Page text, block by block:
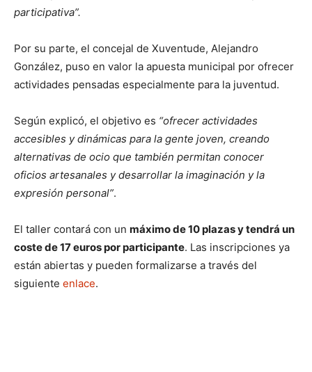
participativa”.
Por su parte, el concejal de Xuventude, Alejandro
González, puso en valor la apuesta municipal por ofrecer
actividades pensadas especialmente para la juventud.
Según explicó, el objetivo es “ofrecer actividades
accesibles y dinámicas para la gente joven, creando
alternativas de ocio que también permitan conocer
oficios artesanales y desarrollar la imaginación y la
expresión personal”.
El taller contará con un máximo de 10 plazas y tendrá un
coste de 17 euros por participante. Las inscripciones ya
están abiertas y pueden formalizarse a través del
siguiente enlace.